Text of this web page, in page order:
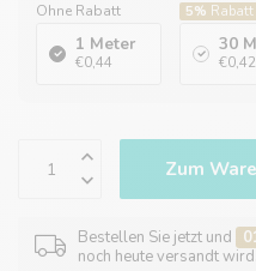
Ohne Rabatt
1 Meter
€0,44
5% Rabatt
30
€0,42
Zum
Bestellen Sie jetzt und
noch heute versandt wird.